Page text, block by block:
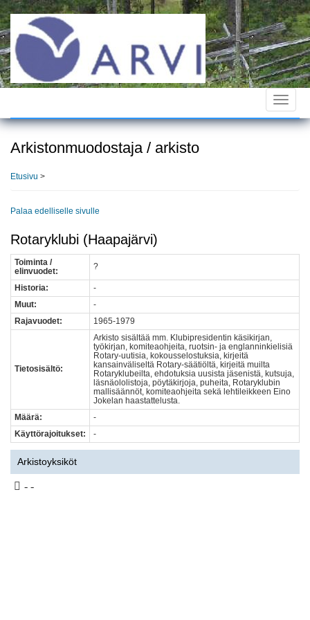
Hyppää
pääsisältöön
Toggle
Arkistonmuodostaja / arkisto
Etusivu >
Palaa edelliselle sivulle
Rotaryklubi (Haapajärvi)
Toiminta /
elinvuodet:
?
Historia:
-
Muut:
-
Rajavuodet:
1965-1979
Tietosisältö:
Arkisto sisältää mm. Klubipresidentin käsikirjan,
työkirjan, komiteaohjeita, ruotsin- ja englanninkielisiä
Rotary-uutisia, kokousselostuksia, kirjeitä
kansainväliseltä Rotary-säätiöltä, kirjeitä muilta
Rotaryklubeilta, ehdotuksia uusista jäsenistä, kutsuja,
läsnäololistoja, pöytäkirjoja, puheita, Rotaryklubin
mallisäännöt, komiteaohjeita sekä lehtileikkeen Eino
Jokelan haastattelusta.
Määrä:
-
Käyttörajoitukset:
-
Arkistoyksiköt
- -